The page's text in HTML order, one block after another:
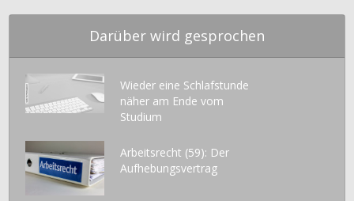
Darüber wird gesprochen
Wieder eine Schlafstunde
näher am Ende vom
Studium
Arbeitsrecht (59): Der
Aufhebungsvertrag